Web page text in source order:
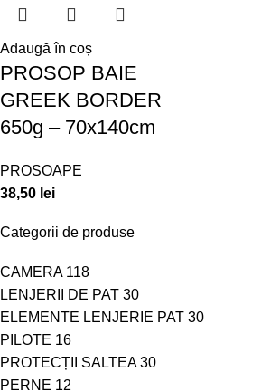
Categorii de produse
CAMERA 118
LENJERII DE PAT 30
ELEMENTE LENJERIE PAT 30
PILOTE 16
PROTECȚII SALTEA 30
PERNE 12
Adaugă în coș
PROSOP BAIE
GREEK BORDER
650g – 70x140cm
PROSOAPE
38,50 lei